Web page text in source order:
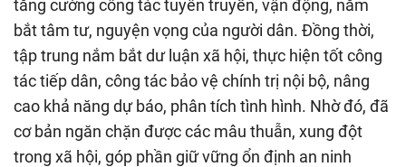
tăng cường công tác tuyên truyền, vận động, nắm
bắt tâm tư, nguyện vọng của người dân. Đồng thời,
tập trung nắm bắt dư luận xã hội, thực hiện tốt công
tác tiếp dân, công tác bảo vệ chính trị nội bộ, nâng
cao khả năng dự báo, phân tích tình hình. Nhờ đó, đã
cơ bản ngăn chặn được các mâu thuẫn, xung đột
trong xã hội, góp phần giữ vững ổn định an ninh